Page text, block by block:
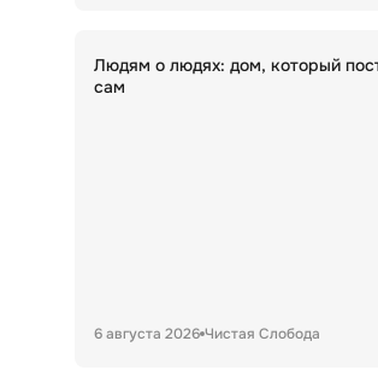
Людям о людях: дом, который
сам
6 августа 2026 Чистая Слобода